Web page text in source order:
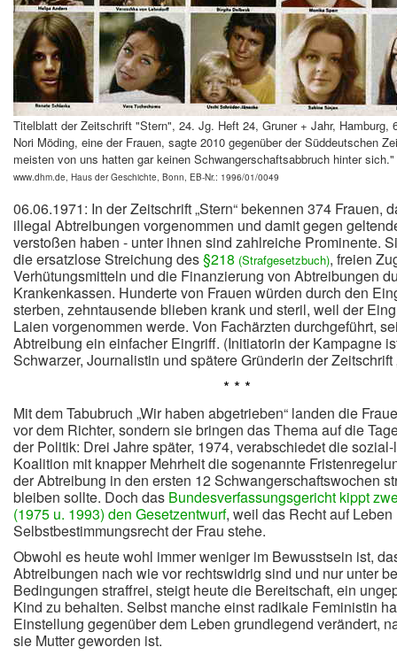
Titelblatt der Zeitschrift "Stern", 24. Jg. Heft 24, Gruner + Jahr, Hamburg,
Nori Möding, eine der Frauen, sagte 2010 gegenüber der Süddeutschen
meisten von uns hatten gar keinen Schwangerschaftsabbruch hinter sich."
www.dhm.de, Haus der Geschichte, Bonn, EB-Nr.: 1996/01/0049
06.06.1971: In der Zeitschrift „Stern“ bekennen 374 Frauen,
illegal Abtreibungen vorgenommen und damit gegen
verstoßen haben - unter ihnen sind zahlreiche Prominente.
die ersatzlose Streichung des§218 (Strafgesetzbuch), freien
Verhütungsmitteln und die Finanzierung von Abtreibungen
Krankenkassen. Hunderte von Frauen würden durch den
sterben, zehntausende blieben krank und steril, weil der
Laien vorgenommen werde. Von Fachärzten durchgeführt,
Abtreibung ein einfacher Eingriff. (Initiatorin der Kampagne
Schwarzer, Journalistin und spätere Gründerin der Zeitschrift
* * *
Mit dem Tabubruch „Wir haben abgetrieben“ landen die
vor dem Richter, sondern sie bringen das Thema auf die
der Politik: Drei Jahre später, 1974, verabschiedet die
Koalition mit knapper Mehrheit die sogenannte
der Abtreibung in den ersten 12 Schwangerschaftswochen
bleiben sollte. Doch das Bundesverfassungsgericht kippt
(1975 u. 1993) den Gesetzentwurf, weil das Recht auf Leben
Selbstbestimmungsrecht der Frau stehe.
Obwohl es heute wohl immer weniger im Bewusstsein ist,
Abtreibungen nach wie vor rechtswidrig sind und nur unter
Bedingungen straffrei, steigt heute die Bereitschaft, ein
Kind zu behalten. Selbst manche einst radikale Feministin
Einstellung gegenüber dem Leben grundlegend verändert,
sie Mutter geworden ist.